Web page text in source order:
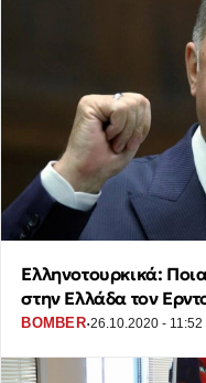
Ελληνοτουρκικά:
στην Ελλάδα τον
BOMBER·26.10.2020 - 11:52